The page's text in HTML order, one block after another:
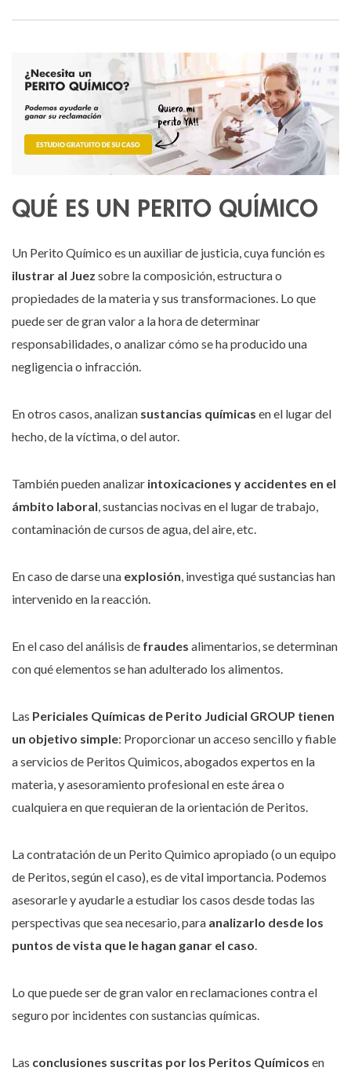
QUÉ ES UN PERITO QUÍMICO
Un Perito Químico es un auxiliar de justicia, cuya función es
ilustrar al Juez sobre la composición, estructura o
propiedades de la materia y sus transformaciones. Lo que
puede ser de gran valor a la hora de determinar
responsabilidades, o analizar cómo se ha producido una
negligencia o infracción.
En otros casos, analizan sustancias químicas en el lugar del
hecho, de la víctima, o del autor.
También pueden analizar intoxicaciones y accidentes en el
ámbito laboral, sustancias nocivas en el lugar de trabajo,
contaminación de cursos de agua, del aire, etc.
En caso de darse una explosión, investiga qué sustancias han
intervenido en la reacción.
En el caso del análisis de fraudes alimentarios, se determinan
con qué elementos se han adulterado los alimentos.
Las Periciales Químicas de Perito Judicial GROUP tienen
un objetivo simple: Proporcionar un acceso sencillo y fiable
a servicios de Peritos Quimicos, abogados expertos en la
materia, y asesoramiento profesional en este área o
cualquiera en que requieran de la orientación de Peritos.
La contratación de un Perito Quimico apropiado (o un equipo
de Peritos, según el caso), es de vital importancia. Podemos
asesorarle y ayudarle a estudiar los casos desde todas las
perspectivas que sea necesario, para analizarlo desde los
puntos de vista que le hagan ganar el caso.
Lo que puede ser de gran valor en reclamaciones contra el
seguro por incidentes con sustancias químicas.
Las conclusiones suscritas por los Peritos Químicos en